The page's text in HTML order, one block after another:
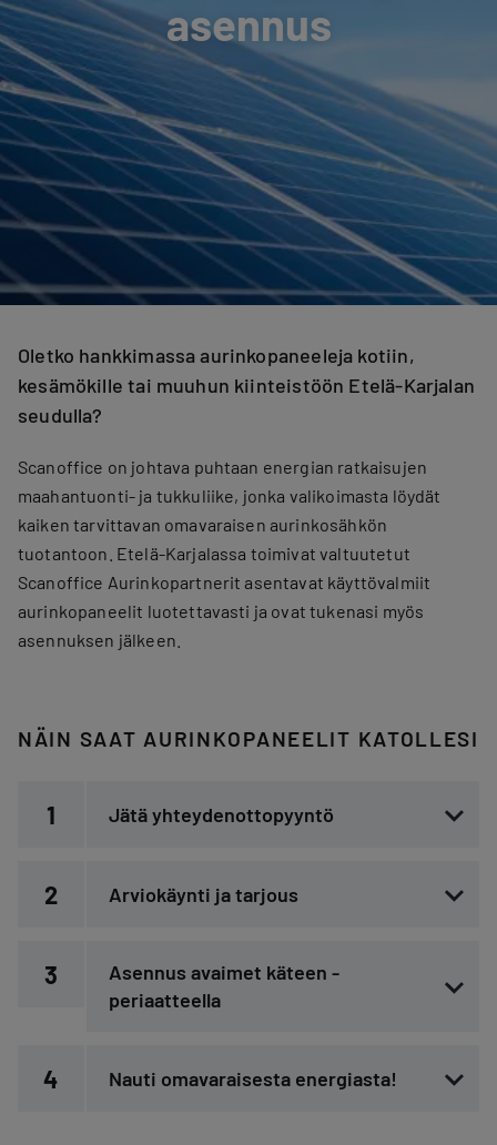
asennus
Oletko hankkimassa aurinkopaneeleja kotiin,
kesämökille tai muuhun kiinteistöön Etelä-Karjalan
seudulla?
Scanoffice on johtava puhtaan energian ratkaisujen
maahantuonti- ja tukkuliike, jonka valikoimasta löydät
kaiken tarvittavan omavaraisen aurinkosähkön
tuotantoon. Etelä-Karjalassa toimivat valtuutetut
Scanoffice Aurinkopartnerit asentavat käyttövalmiit
aurinkopaneelit luotettavasti ja ovat tukenasi myös
asennuksen jälkeen.
NÄIN SAAT AURINKOPANEELIT KATOLLESI
1 Jätä yhteydenottopyyntö
2 Arviokäynti ja tarjous
3
Asennus avaimet käteen -
periaatteella
4 Nauti omavaraisesta energiasta!